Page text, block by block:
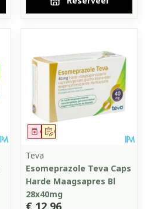
Op voorschrift
Geneesmiddel
Teva
Esomeprazole Teva Caps
Harde Maagsapres Bl
28x40mg
€ 12,96